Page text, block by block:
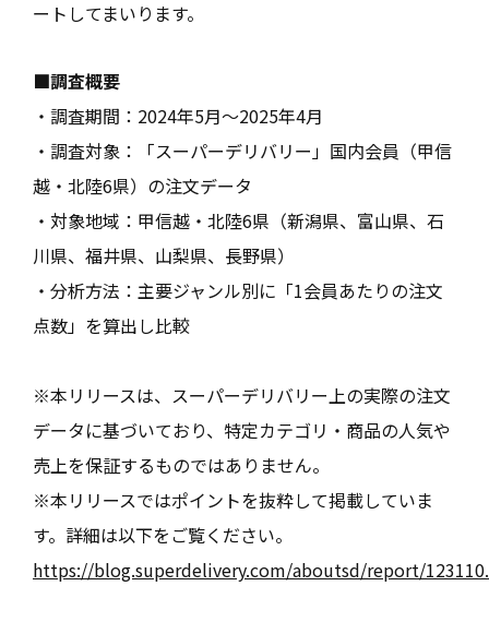
ートしてまいります。
■調査概要
・調査期間：2024年5月～2025年4月
・調査対象：「スーパーデリバリー」国内会員（甲信
越・北陸6県）の注文データ
・対象地域：甲信越・北陸6県（新潟県、富山県、石
川県、福井県、山梨県、長野県）
・分析方法：主要ジャンル別に「1会員あたりの注文
点数」を算出し比較
※本リリースは、スーパーデリバリー上の実際の注文
データに基づいており、特定カテゴリ・商品の人気や
売上を保証するものではありません。
※本リリースではポイントを抜粋して掲載していま
す。詳細は以下をご覧ください。
https://blog.superdelivery.com/aboutsd/report/